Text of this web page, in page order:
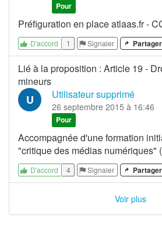
Pour
Préfiguration en placeatlaas.fr-
D'accord 1 Signaler Partager
Lié à la proposition : Article 19 -
mineurs
U Utilisateur supprimé
26 septembre 2015 à 16:46
Pour
Accompagnée d'une formation
"critique des médias numériques"
D'accord 4 Signaler Partager
Voir plus